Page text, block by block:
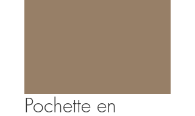
Pochette en